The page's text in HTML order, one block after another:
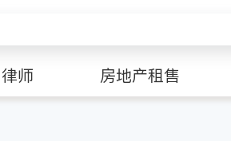
律师 房地产租售